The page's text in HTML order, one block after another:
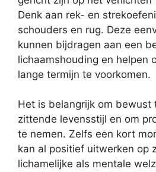
Denk aan rek- en
schouders en rug. Deze
kunnen bijdragen aan een
lichaamshouding en helpen
lange termijn te voorkomen.
Het is belangrijk om bewust
zittende levensstijl en om
te nemen. Zelfs een kort
kan al positief uitwerken op
lichamelijke als mentale